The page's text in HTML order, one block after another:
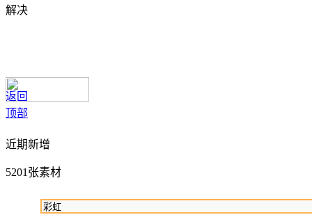
解决
返回
顶部
近期新增
5201张素材